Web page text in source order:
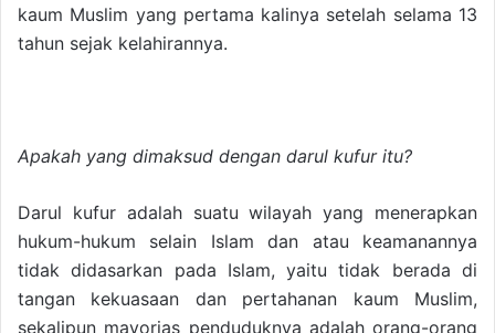
kaum Muslim yang pertama kalinya setelah selama 13
tahun sejak kelahirannya.
Apakah yang dimaksud dengan darul kufur itu?
Darul kufur adalah suatu wilayah yang menerapkan
hukum-hukum selain Islam dan atau keamanannya
tidak didasarkan pada Islam, yaitu tidak berada di
tangan kekuasaan dan pertahanan kaum Muslim,
sekalipun mayorias penduduknya adalah orang-orang